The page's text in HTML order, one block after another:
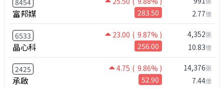
富邦媒 283.50 2.77億
6533 23.00 ( 9.87% )
晶心科 256.00
4,352張
10.83億
2425 4.75 ( 9.86% )
承啟 52.90
14,376張
7.44億